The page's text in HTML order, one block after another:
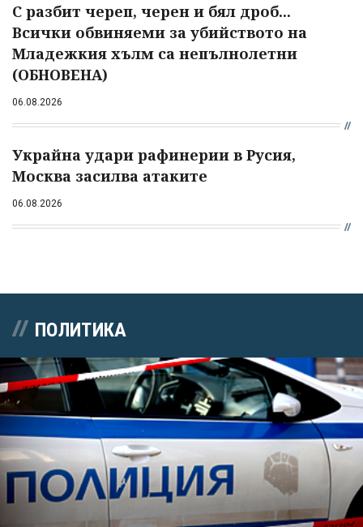
С разбит череп, черен и бял дроб...
Всички обвиняеми за убийството на
Младежкия хълм са непълнолетни
(ОБНОВЕНА)
06.08.2026
Украйна удари рафинерии в Русия,
Москва засилва атаките
06.08.2026
ПОЛИТИКА